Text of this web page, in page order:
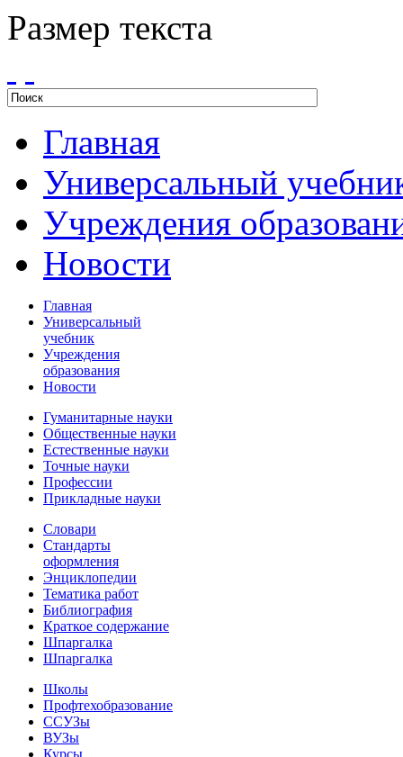
Размер текста
Главная
Универсальный
Учреждения
Новости
Главная
Универсальный
учебник
Учреждения
образования
Новости
Гуманитарные науки
Общественные науки
Естественные науки
Точные науки
Профессии
Прикладные науки
Словари
Стандарты
оформления
Энциклопедии
Тематика работ
Библиография
Краткое содержание
Шпаргалка
Шпаргалка
Школы
Профтехобразование
ССУЗы
ВУЗы
Курсы